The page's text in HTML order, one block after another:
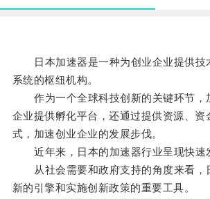
日本加速器是一种为创业企业提供技
系统的枢纽机构。
作为一个全球科技创新的关键环节，
企业提供孵化平台，还通过提供资源、资
式，加速创业企业的发展步伐。
近年来，日本的加速器行业呈现快速
从社会需要和政府支持的角度来看，
新的引擎和实施创新政策的重要工具。